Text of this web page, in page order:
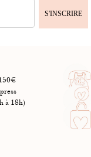
S'INSCRIRE
à 18h)